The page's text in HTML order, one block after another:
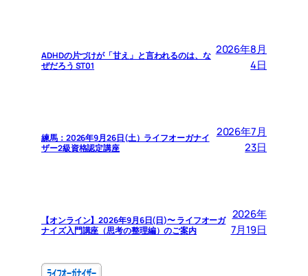
ADHDの片づけが「甘え」と言われるのは、な
ぜだろう ST01
2026年8月
4日
練馬：2026年9月26日(土）ライフオーガナイ
ザー2級資格認定講座
2026年7月
23日
【オンライン】2026年9月6日(日)〜 ライフオーガ
ナイズ入門講座（思考の整理編）のご案内
2026年
7月19日